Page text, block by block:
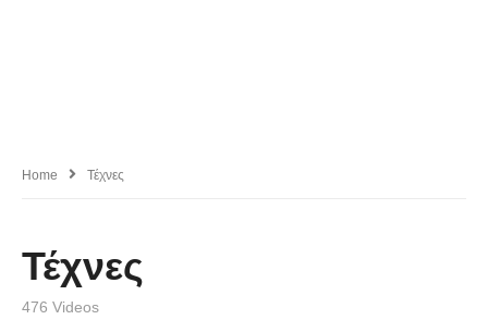
Home Τέχνες
Τέχνες
476 Videos